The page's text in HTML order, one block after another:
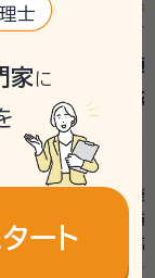
故人の
書作成依
相談者は約
義変更せず
が悪くなり
続きの際、
が必要だと
を依頼でき
士
家に
ート